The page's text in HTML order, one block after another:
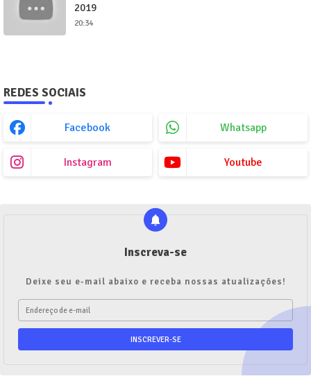
2019
20:34
REDES SOCIAIS
Facebook Whatsapp
Instagram Youtube
Inscreva-se
Deixe seu e-mail abaixo e receba nossas atualizações!